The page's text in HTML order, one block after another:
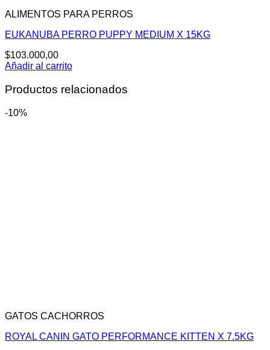
ALIMENTOS PARA PERROS
EUKANUBA PERRO PUPPY MEDIUM X 15KG
$103.000,00
Añadir al carrito
Productos relacionados
-10%
GATOS CACHORROS
ROYAL CANIN GATO PERFORMANCE KITTEN X 7.5KG